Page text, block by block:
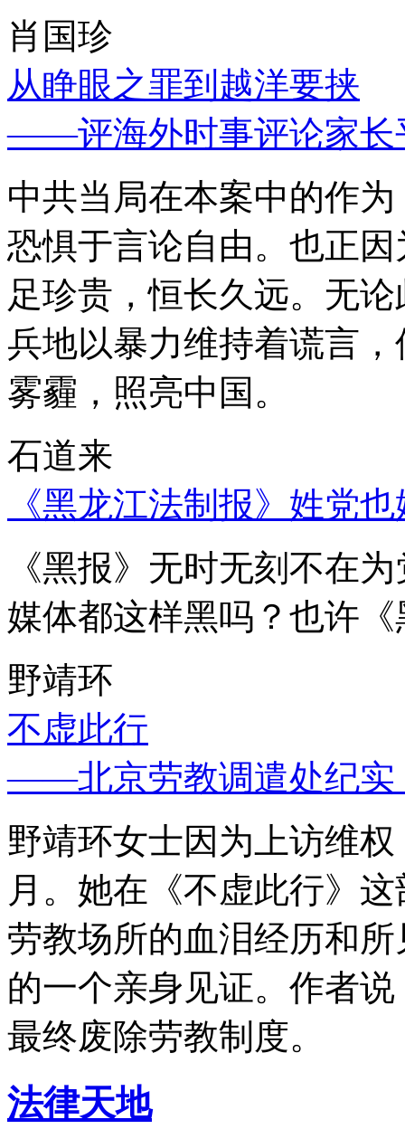
肖国珍
从睁眼之罪到越洋要挟
——评海外时事评论家长
中共当局在本案中的作
恐惧于言论自由。也正
足珍贵，恒长久远。无
兵地以暴力维持着谎言
雾霾，照亮中国。
石道来
《黑龙江法制报》姓党
《黑报》无时无刻不在
媒体都这样黑吗？也许
野靖环
不虚此行
——北京劳教调遣处纪实
野靖环女士因为上访维
月。她在《不虚此行》
劳教场所的血泪经历和
的一个亲身见证。作者
最终废除劳教制度。
法律天地